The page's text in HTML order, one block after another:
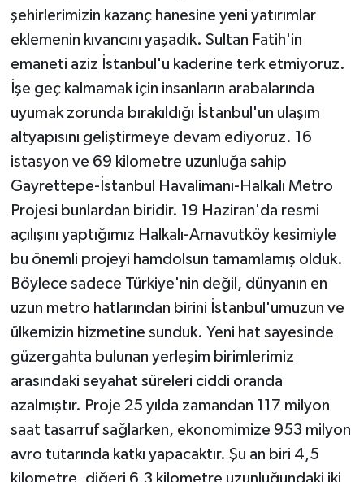
şehirlerimizin kazanç hanesine yeni yatırımlar
eklemenin kıvancını yaşadık. Sultan Fatih'in
emaneti aziz İstanbul'u kaderine terk etmiyoruz.
İşe geç kalmamak için insanların arabalarında
uyumak zorunda bırakıldığı İstanbul'un ulaşım
altyapısını geliştirmeye devam ediyoruz. 16
istasyon ve 69 kilometre uzunluğa sahip
Gayrettepe-İstanbul Havalimanı-Halkalı Metro
Projesi bunlardan biridir. 19 Haziran'da resmi
açılışını yaptığımız Halkalı-Arnavutköy kesimiyle
bu önemli projeyi hamdolsun tamamlamış olduk.
Böylece sadece Türkiye'nin değil, dünyanın en
uzun metro hatlarından birini İstanbul'umuzun ve
ülkemizin hizmetine sunduk. Yeni hat sayesinde
güzergahta bulunan yerleşim birimlerimiz
arasındaki seyahat süreleri ciddi oranda
azalmıştır. Proje 25 yılda zamandan 117 milyon
saat tasarruf sağlarken, ekonomimize 953 milyon
avro tutarında katkı yapacaktır. Şu an biri 4,5
kilometre, diğeri 6,3 kilometre uzunluğundaki iki